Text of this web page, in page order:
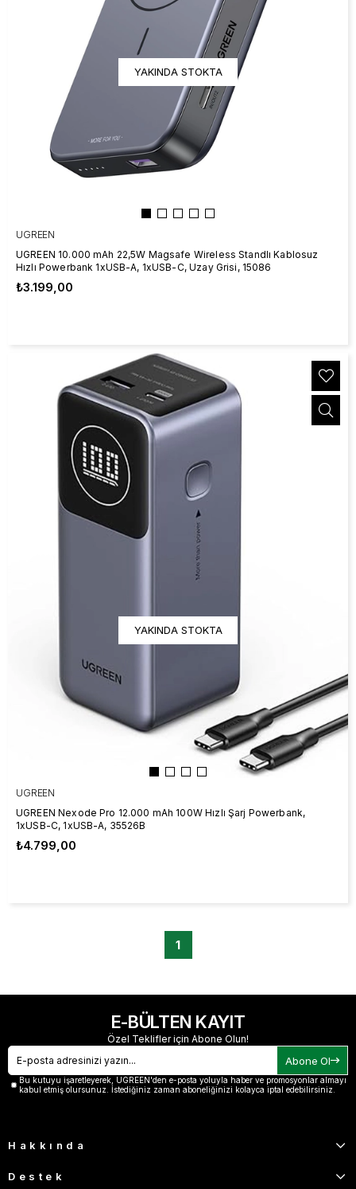
YAKINDA STOKTA
UGREEN
UGREEN 10.000 mAh 22,5W Magsafe Wireless Standlı Kablosuz
Hızlı Powerbank 1xUSB-A, 1xUSB-C, Uzay Grisi, 15086
₺3.199,00
YAKINDA STOKTA
UGREEN
UGREEN Nexode Pro 12.000 mAh 100W Hızlı Şarj Powerbank,
1xUSB-C, 1xUSB-A, 35526B
₺4.799,00
1
E-BÜLTEN KAYIT
Özel Teklifler için Abone Olun!
Abone Ol
Bu kutuyu işaretleyerek, UGREEN'den e-posta yoluyla haber ve promosyonlar almayı
kabul etmiş olursunuz. İstediğiniz zaman aboneliğinizi kolayca iptal edebilirsiniz.
Hakkında
Destek